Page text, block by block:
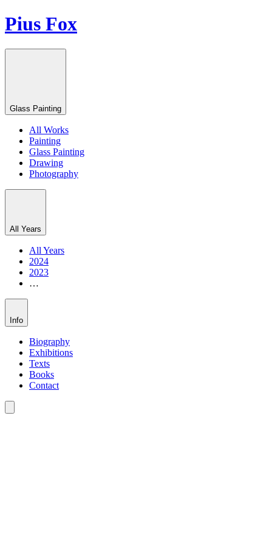
Pius Fox
Glass Painting
All Works
Painting
Glass Painting
Drawing
Photography
All Years
All Years
2024
2023
…
Info
Biography
Exhibitions
Texts
Books
Contact